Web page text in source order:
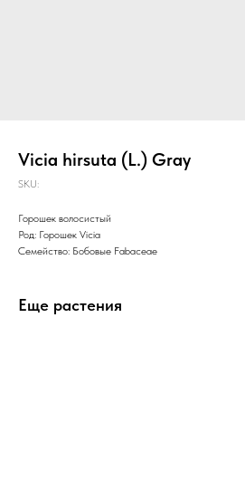
Vicia hirsuta (L.) Gray
SKU:
Горошек волосистый
Род: Горошек Vicia
Семейство: Бобовые Fabaceae
Еще растения